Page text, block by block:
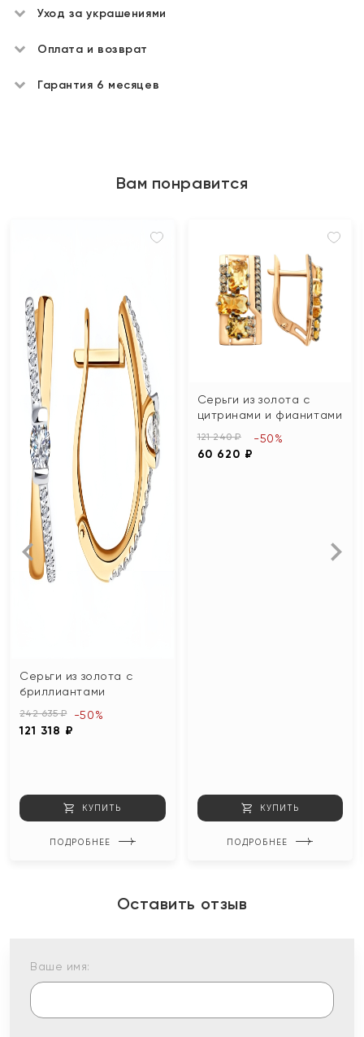
Уход за украшениями
Оплата и возврат
Гарантия 6 месяцев
Вам понравится
Серьги из золота с
бриллиантами
242 635 ₽
121 318 ₽
-50%
КУПИТЬ
ПОДРОБНЕЕ
Серьги из золота с
цитринами и фианитами
121 240 ₽
60 620 ₽
-50%
КУПИТЬ
ПОДРОБНЕЕ
Оставить отзыв
Ваше имя: